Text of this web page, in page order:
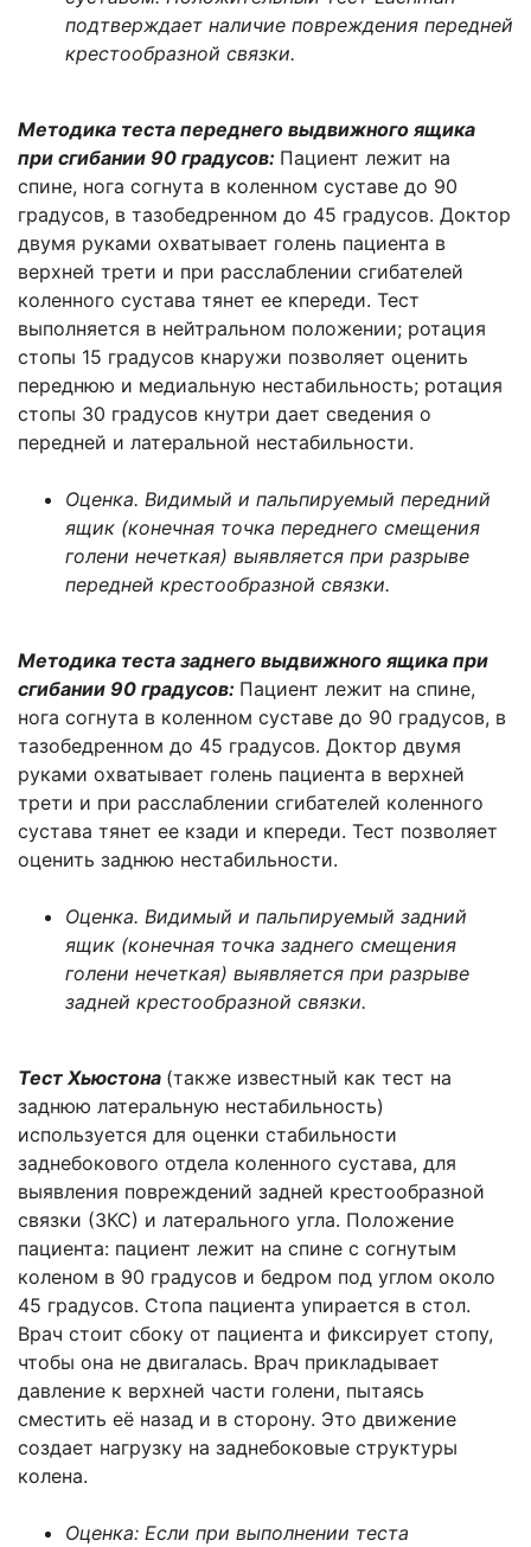
подтверждает наличие повреждения передней
крестообразной связки.
Методика теста переднего выдвижного ящика
при сгибании 90 градусов: Пациент лежит на
спине, нога согнута в коленном суставе до 90
градусов, в тазобедренном до 45 градусов. Доктор
двумя руками охватывает голень пациента в
верхней трети и при расслаблении сгибателей
коленного сустава тянет ее кпереди. Тест
выполняется в нейтральном положении; ротация
стопы 15 градусов кнаружи позволяет оценить
переднюю и медиальную нестабильность; ротация
стопы 30 градусов кнутри дает сведения о
передней и латеральной нестабильности.
Оценка. Видимый и пальпируемый передний
ящик (конечная точка переднего смещения
голени нечеткая) выявляется при разрыве
передней крестообразной связки.
Методика теста заднего выдвижного ящика при
сгибании 90 градусов: Пациент лежит на спине,
нога согнута в коленном суставе до 90 градусов, в
тазобедренном до 45 градусов. Доктор двумя
руками охватывает голень пациента в верхней
трети и при расслаблении сгибателей коленного
сустава тянет ее кзади и кпереди. Тест позволяет
оценить заднюю нестабильности.
Оценка. Видимый и пальпируемый задний
ящик (конечная точка заднего смещения
голени нечеткая) выявляется при разрыве
задней крестообразной связки.
Тест Хьюстона (также известный как тест на
заднюю латеральную нестабильность)
используется для оценки стабильности
заднебокового отдела коленного сустава, для
выявления повреждений задней крестообразной
связки (ЗКС) и латерального угла. Положение
пациента: пациент лежит на спине с согнутым
коленом в 90 градусов и бедром под углом около
45 градусов. Стопа пациента упирается в стол.
Врач стоит сбоку от пациента и фиксирует стопу,
чтобы она не двигалась. Врач прикладывает
давление к верхней части голени, пытаясь
сместить её назад и в сторону. Это движение
создает нагрузку на заднебоковые структуры
колена.
Оценка: Если при выполнении теста